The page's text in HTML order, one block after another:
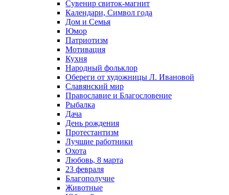
Сувенир свиток-магнит
Календари, Символ года
Дом и Семья
Юмор
Патриотизм
Мотивация
Кухня
Народный фольклор
Обереги от художницы Л. Ивановой
Славянский мир
Православие и Благословение
Рыбалка
Дача
День рождения
Протестантизм
Лучшие работники
Охота
Любовь, 8 марта
23 февраля
Благополучие
Животные